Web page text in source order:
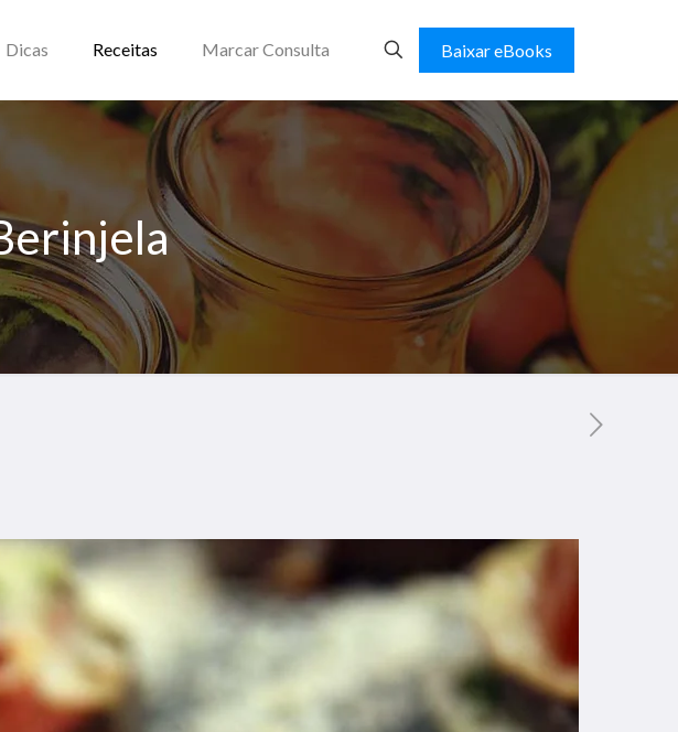
Dicas Receitas Marcar Consulta Baixar eBooks